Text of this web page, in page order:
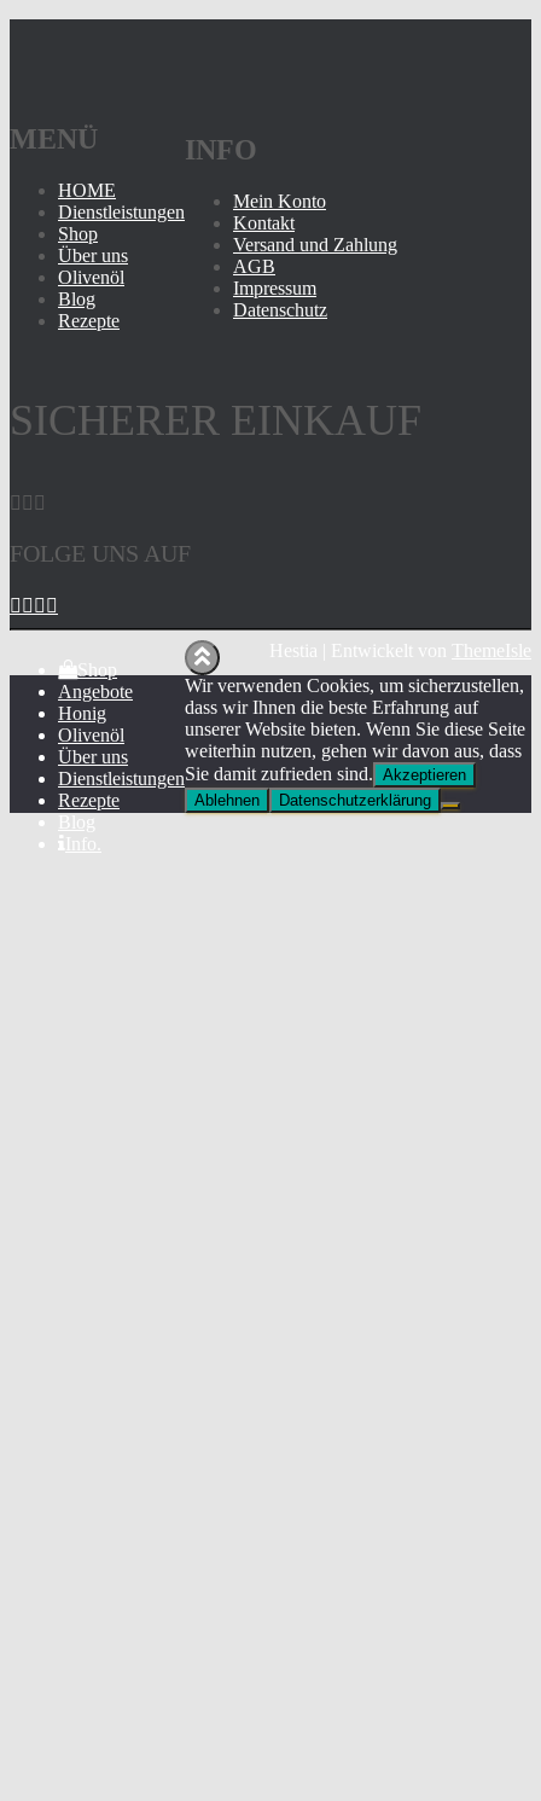
MENÜ
HOME
Dienstleistungen
Shop
Über uns
Olivenöl
Blog
Rezepte
INFO
Mein Konto
Kontakt
Versand und Zahlung
AGB
Impressum
Datenschutz
SICHERER EINKAUF
FOLGE UNS AUF
Shop
Angebote
Honig
Olivenöl
Über uns
Dienstleistungen
Rezepte
Blog
Info.
Hestia | Entwickelt von
ThemeIsle
Wir verwenden Cookies, um sicherzustellen,
dass wir Ihnen die beste Erfahrung auf
unserer Website bieten. Wenn Sie diese Seite
weiterhin nutzen, gehen wir davon aus, dass
Sie damit zufrieden sind. Akzeptieren
Ablehnen
Datenschutzerklärung